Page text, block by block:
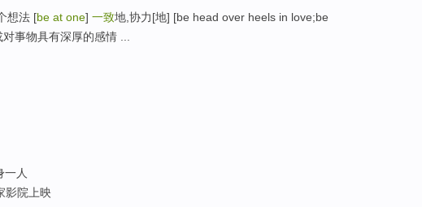
想法 [be at one] 一致地,协力[地] [be head over heels in love;be
事物具有深厚的感情 ...
一人
影院上映